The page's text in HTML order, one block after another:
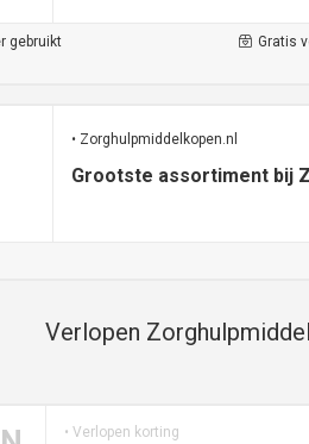
gebruikt
Gratis
• Zorghulpmiddelkopen.nl
Grootste assortiment bij
Verlopen
• Verlopen korting